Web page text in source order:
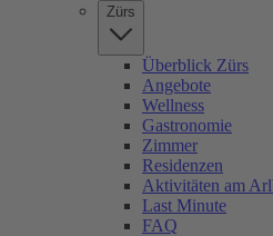
Zürs
Überblick Zürs
Angebote
Wellness
Gastronomie
Zimmer
Residenzen
Aktivitäten am
Last Minute
FAQ